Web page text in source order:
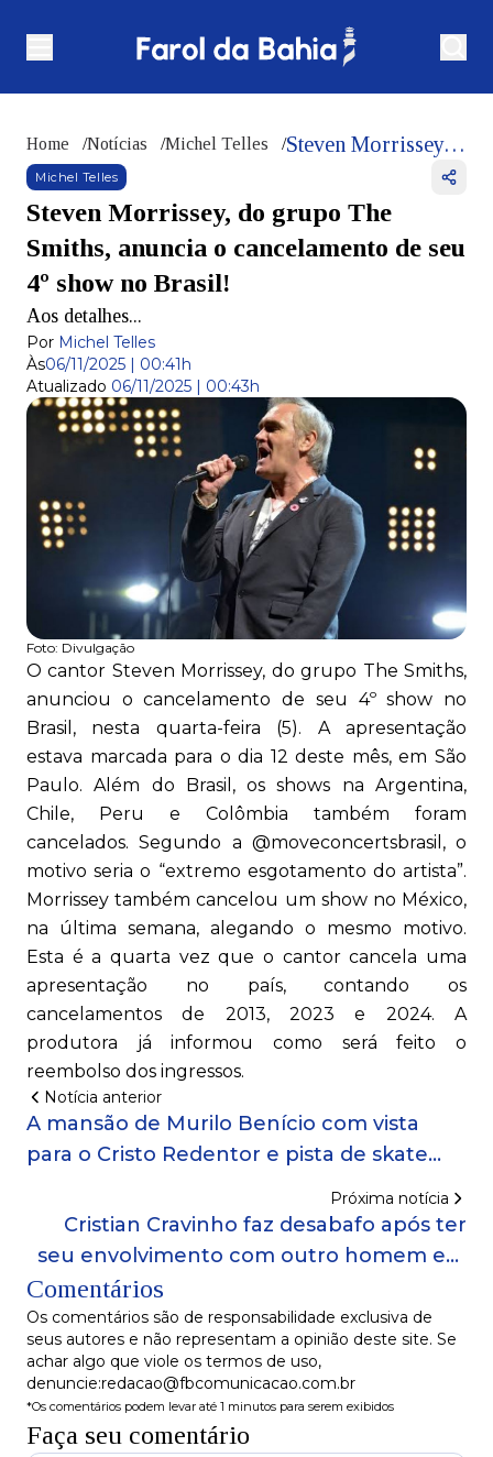
Home /Notícias /Michel Telles / Steven Morrissey, do grupo The Smiths, anuncia o cancelamento de seu 4º show no Brasil!
Michel Telles
Steven Morrissey, do grupo The
Smiths, anuncia o cancelamento de seu
4º show no Brasil!
Aos detalhes...
Por Michel Telles
Às06/11/2025 | 00:41h
Atualizado 06/11/2025 | 00:43h
Foto: Divulgação
O cantor Steven Morrissey, do grupo The Smiths,
anunciou o cancelamento de seu 4º show no
Brasil, nesta quarta-feira (5). A apresentação
estava marcada para o dia 12 deste mês, em São
Paulo. Além do Brasil, os shows na Argentina,
Chile, Peru e Colômbia também foram
cancelados. Segundo a @moveconcertsbrasil, o
motivo seria o “extremo esgotamento do artista”.
Morrissey também cancelou um show no México,
na última semana, alegando o mesmo motivo.
Esta é a quarta vez que o cantor cancela uma
apresentação no país, contando os
cancelamentos de 2013, 2023 e 2024. A
produtora já informou como será feito o
reembolso dos ingressos.
Notícia anterior
A mansão de Murilo Benício com vista
para o Cristo Redentor e pista de skate
Próxima notícia
Cristian Cravinho faz desabafo após ter
seu envolvimento com outro homem em
Comentários
Os comentários são de responsabilidade exclusiva de
seus autores e não representam a opinião deste site. Se
achar algo que viole os termos de uso,
denuncie:redacao@fbcomunicacao.com.br
*Os comentários podem levar até 1 minutos para serem exibidos
Faça seu comentário